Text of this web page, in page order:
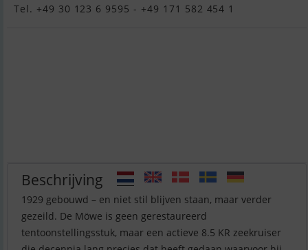
Tel. +49 30 123 6 9595 - +49 171 582 454 1
Beschrijving
1929 gebouwd – en niet stil blijven staan, maar verder
gezeild. De Möwe is geen gerestaureerd
tentoonstellingsstuk, maar een actieve 8.5 KR zeekruiser